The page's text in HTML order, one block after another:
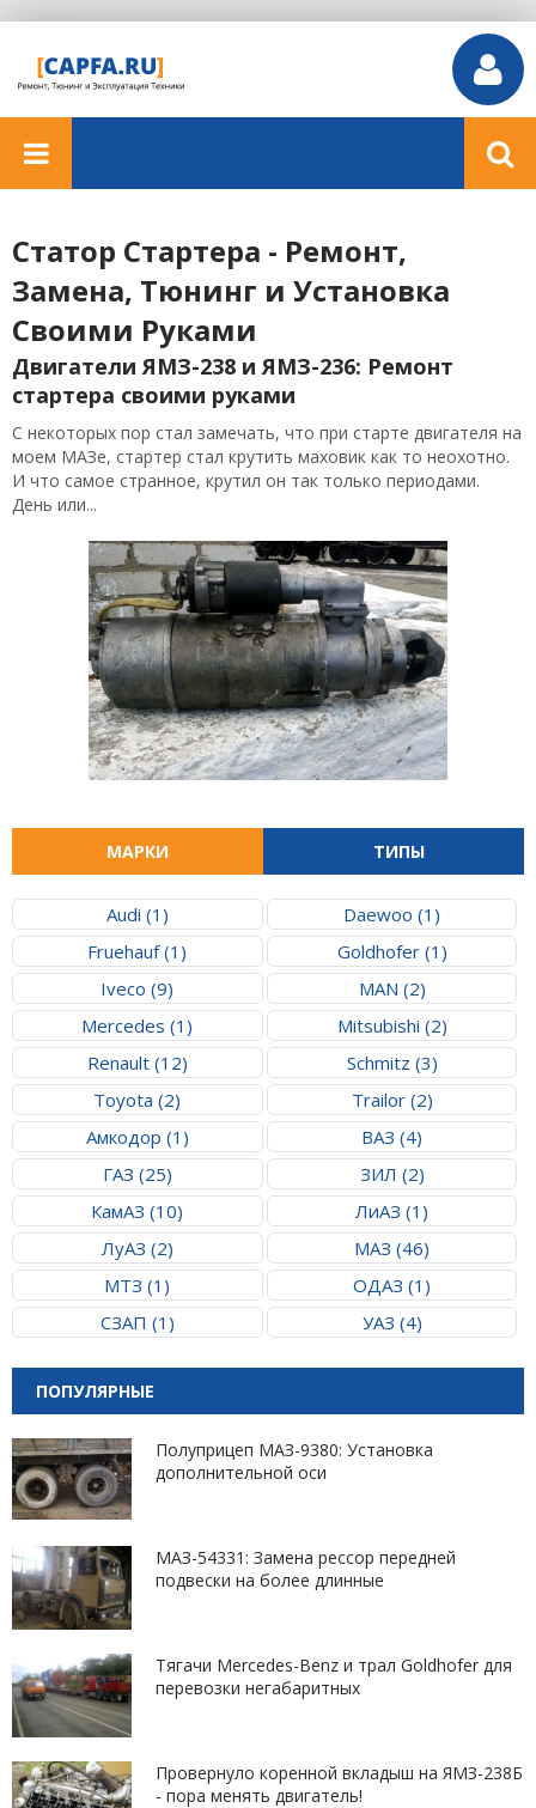
Статор Стартера - Ремонт,
Замена, Тюнинг и Установка
Своими Руками
Двигатели ЯМЗ-238 и ЯМЗ-236: Ремонт
стартера своими руками
С некоторых пор стал замечать, что при старте двигателя на
моем МАЗе, стартер стал крутить маховик как то неохотно.
И что самое странное, крутил он так только периодами.
День или...
МАРКИ ТИПЫ
Audi (1)
Daewoo (1)
Fruehauf (1)
Goldhofer (1)
Iveco (9)
MAN (2)
Mercedes (1)
Mitsubishi (2)
Renault (12)
Schmitz (3)
Toyota (2)
Trailor (2)
Амкодор (1)
ВАЗ (4)
ГАЗ (25)
ЗИЛ (2)
КамАЗ (10)
ЛиАЗ (1)
ЛуАЗ (2)
МАЗ (46)
МТЗ (1)
ОДАЗ (1)
СЗАП (1)
УАЗ (4)
ПОПУЛЯРНЫЕ
Полуприцеп МАЗ-9380: Установка
дополнительной оси
МАЗ-54331: Замена рессор передней
подвески на более длинные
Тягачи Mercedes-Benz и трал Goldhofer для
перевозки негабаритных
Провернуло коренной вкладыш на ЯМЗ-238Б
- пора менять двигатель!